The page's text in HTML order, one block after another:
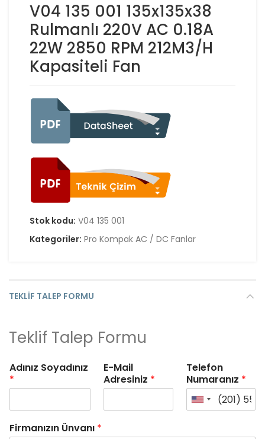
V04 135 001 135x135x38
Rulmanlı 220V AC 0.18A
22W 2850 RPM 212M3/H
Kapasiteli Fan
Stok kodu: V04 135 001
Kategoriler: Pro Kompak AC / DC Fanlar
TEKLIF TALEP FORMU
Teklif Talep Formu
Adınız Soyadınız
*
E-Mail
Adresiniz *
Telefon
Numaranız *
Firmanızın Ünvanı *